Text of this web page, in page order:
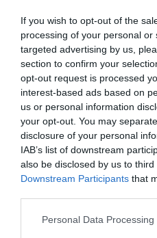
If you wish to opt-out of the
processing of your personal
targeted advertising by us,
section to confirm your
opt-out request is processed
interest-based ads based on
us or personal information
your opt-out. You may
disclosure of your personal
IAB’s list of downstream
also be disclosed by us to
Downstream Participants that
Personal Data
pendant une trentaine de
et remuez constamment
à prendre, tout en restant
légèrement baveux.
le yaourt grec en
qu’il disparaisse dans les
parsemé de ciboulette.
Ce aliment ne doit jamais
Ce dessert japonais à